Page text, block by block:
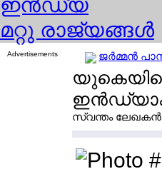
മറ്റു രാജ്യങ്ങള്‍
Advertisements ജര്‍മ്മന്‍
സ്വന്തം ലേഖകന്‍